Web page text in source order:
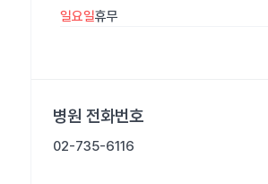
일요일휴무
병원 전화번호
02-735-6116